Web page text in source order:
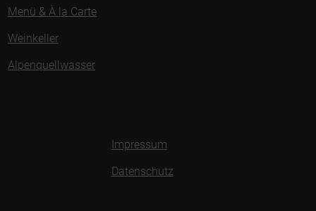
Menü & À la Carte
Weinkeller
Alpenquellwasser
Impressum
Datenschutz